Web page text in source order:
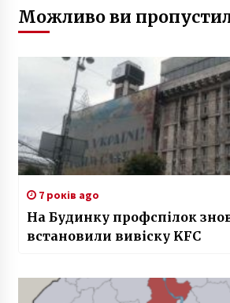
Можливо ви
7 років ago
На Будинку профспілок
встановили вивіску KFC